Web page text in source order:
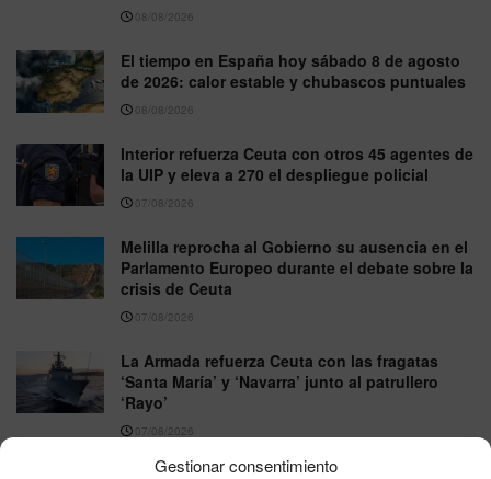
Gestionar consentimiento
08/08/2026
El tiempo en España hoy sábado 8 de agosto
de 2026: calor estable y chubascos puntuales
08/08/2026
Interior refuerza Ceuta con otros 45 agentes de
la UIP y eleva a 270 el despliegue policial
07/08/2026
Melilla reprocha al Gobierno su ausencia en el
Parlamento Europeo durante el debate sobre la
crisis de Ceuta
07/08/2026
La Armada refuerza Ceuta con las fragatas
‘Santa María’ y ‘Navarra’ junto al patrullero
‘Rayo’
07/08/2026